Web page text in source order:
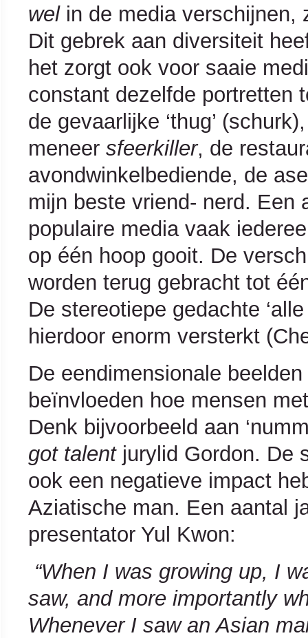
welin de media verschijnen,
Dit gebrek aan diversiteit
het zorgt ook voor saaie
constant dezelfde portretten
de gevaarlijke ‘thug’
meneer sfeerkiller, de
avondwinkelbediende, de
mijn beste vriend- nerd. Een
populaire media vaak
op één hoop gooit. De
worden terug gebracht tot
De stereotiepe gedachte
hierdoor enorm versterkt
De eendimensionale
beïnvloeden hoe mensen
Denk bijvoorbeeld aan
got talentjurylid Gordon. De
ook een negatieve impact
Aziatische man. Een aantal
presentator Yul Kwon:
“When I was growing up, I
saw, and more importantly
Whenever I saw an Asian